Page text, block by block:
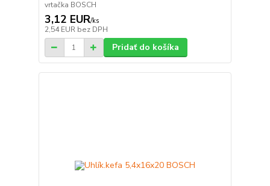
vrtačka BOSCH
3,12 EUR/ks
2,54 EUR bez DPH
Pridať do košíka